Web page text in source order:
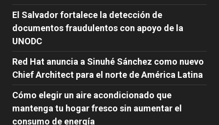
El Salvador fortalece la detección de
documentos fraudulentos con apoyo de la
UNODC
Red Hat anuncia a Sinuhé Sánchez como nuevo
Chief Architect para el norte de América Latina
Cómo elegir un aire acondicionado que
mantenga tu hogar fresco sin aumentar el
consumo de energía